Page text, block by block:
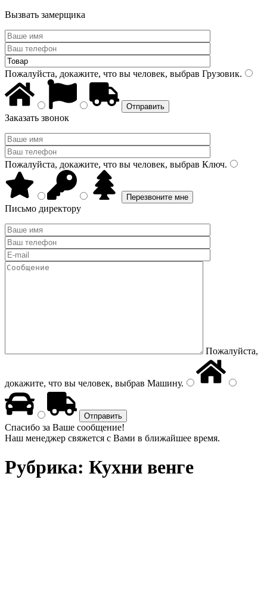
Вызвать замерщика
Пожалуйста, докажите, что вы человек, выбрав Грузовик.
Заказать звонок
Пожалуйста, докажите, что вы человек, выбрав Ключ.
Письмо директору
Пожалуйста,
докажите, что вы человек, выбрав Машину.
Спасибо за Ваше сообщение!
Наш менеджер свяжется с Вами в ближайшее время.
Рубрика: Кухни венге